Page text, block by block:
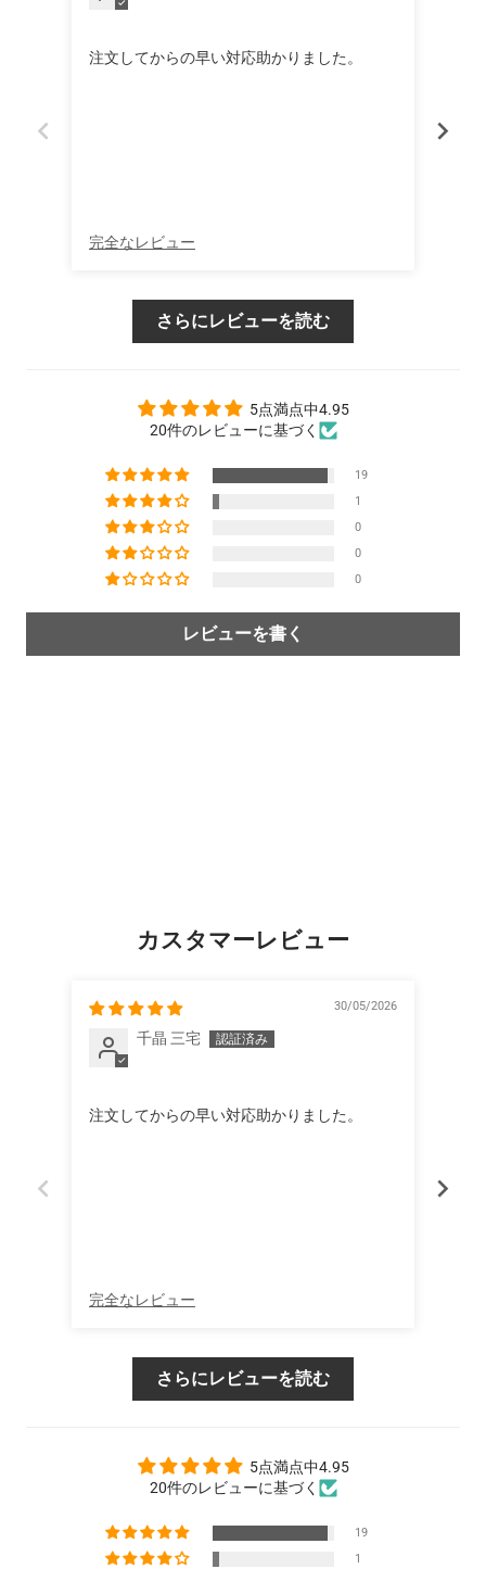
注文してからの早い対応助かりました。
完全なレビュー
さらにレビューを読む
5点満点中4.95
20件のレビューに基づく
19
1
0
0
0
レビューを書く
カスタマーレビュー
30/05/2026
千晶 三宅
注文してからの早い対応助かりました。
完全なレビュー
さらにレビューを読む
5点満点中4.95
20件のレビューに基づく
19
1